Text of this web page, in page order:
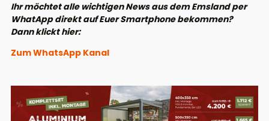
Ihr möchtet alle wichtigen News aus dem Emsland per
WhatApp direkt auf Euer Smartphone bekommen?
Dann klickt hier:
Zum WhatsApp Kanal